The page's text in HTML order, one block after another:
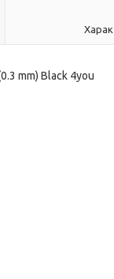
mm) Black 4you